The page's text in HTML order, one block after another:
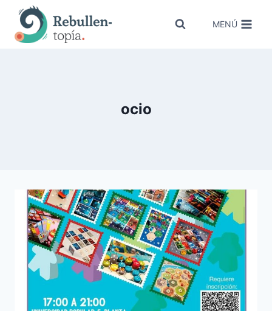
Saltar
contenido
MENÚ
ocio